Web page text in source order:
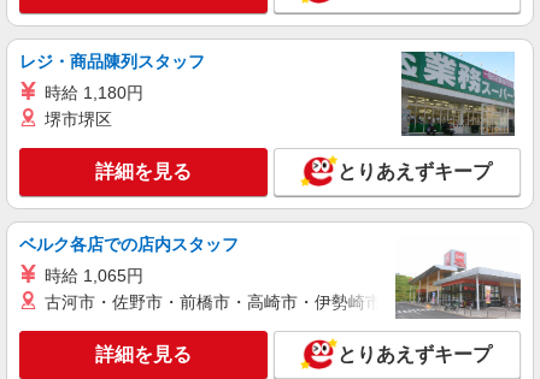
キープ 詳細を見る
派遣社員
株式会社kotrio /●SD-H-1975323
いわき市｜小さなグループホームで家事や生活
のサポート！
時給1350円〜2062円 ＜日払い有/週払い有/交
通費全支給(ガソリン代含む)＞
いわき市 ≪最寄駅≫いわき駅
キープ 詳細を見る
レジ・商品陳列スタッフ
時給 1,180円
堺市堺区
詳細を見る とりあえずキープ
ベルク各店での店内スタッフ
時給 1,065円
古河市・佐野市・前橋市・高崎市・伊勢崎市・太田市・館林市
詳細を見る とりあえずキープ